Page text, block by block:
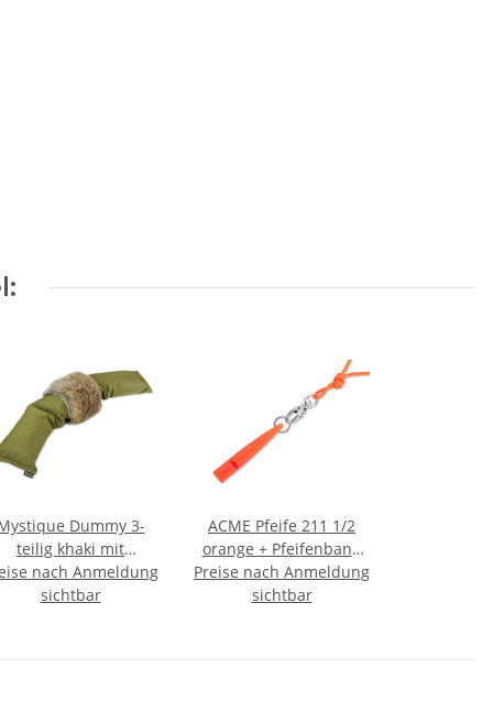
Dummy 3-
teilig khaki mit
5,0kg
nach Anmeldung
sichtbar
ACME Pfeife 211 1/2
orange + Pfeifenband
kostenlos
Preise nach Anmeldung
sichtbar